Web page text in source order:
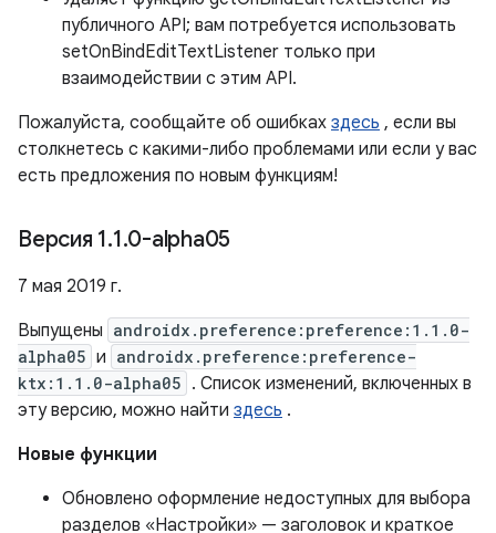
публичного API; вам потребуется использовать
setOnBindEditTextListener только при
взаимодействии с этим API.
Пожалуйста, сообщайте об ошибках здесь , если вы
столкнетесь с какими-либо проблемами или если у вас
есть предложения по новым функциям!
Версия 1.1.0-alpha05
7 мая 2019 г.
Выпущены androidx.preference:preference:1.1.0-
alpha05 и androidx.preference:preference-
ktx:1.1.0-alpha05 . Список изменений, включенных в
эту версию, можно найти здесь .
Новые функции
Обновлено оформление недоступных для выбора
разделов «Настройки» — заголовок и краткое